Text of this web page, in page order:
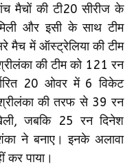
मैचों की टी20 सीरीज के
और इसी के साथ टीम
मैच में ऑस्ट्रेलिया की टीम
की टीम को 121 रन
20 ओवर में 6 विकेट
की तरफ से 39 रन
जबकि 25 रन दिनेश
ने बनाए। इनके अलावा
कर पाया।